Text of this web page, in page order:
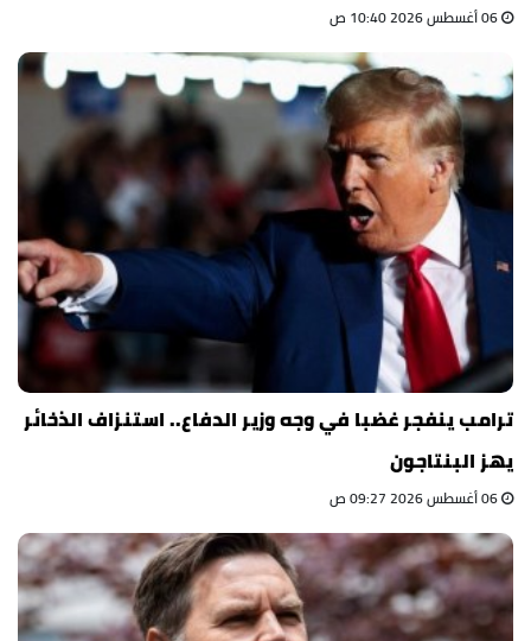
ترامب ينفجر غضبا في وجه وزير الدفاع.. استنزاف الذخائر
يهز البنتاجون